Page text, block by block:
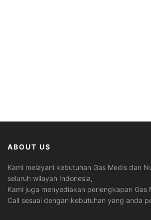
ABOUT US
Kami melayani kebutuhan Gas Medis dan
seluruh wilayah Indonesia,
Kami juga menyediakan perlengkapan Gas
Call sesuai dengan kebutuhan yang anda